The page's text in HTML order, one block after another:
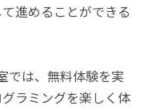
進めることができる
では、無料体験を実
ラミングを楽しく体